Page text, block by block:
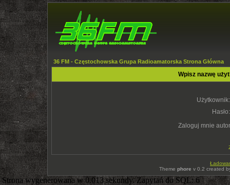
36 FM - Częstochowska Grupa Radioamatorska Strona Główna
Wpisz nazwę
Użytkownik:
Hasło:
Zaloguj mnie
Theme phore v 0.2 created
Strona wygenerowana w 0.013 sekundy. Zapytań do SQL: 6